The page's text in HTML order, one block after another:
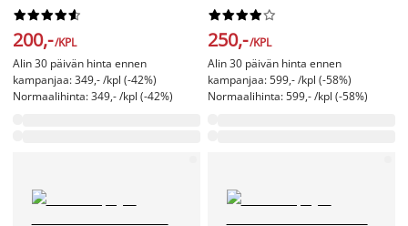






200,-/KPL
Alin 30 päivän hinta ennen
kampanjaa: 349,- /kpl (-42%)
Normaalihinta: 349,- /kpl (-42%)






250,-/KPL
Alin 30 päivän hinta ennen
kampanjaa: 599,- /kpl (-58%)
Normaalihinta: 599,- /kpl (-58%)